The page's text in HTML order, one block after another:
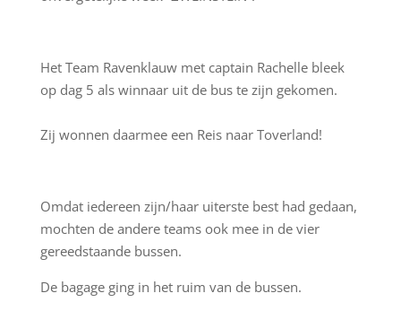
Het Team Ravenklauw met captain Rachelle bleek
op dag 5 als winnaar uit de bus te zijn gekomen.
Zij wonnen daarmee een Reis naar Toverland!
Omdat iedereen zijn/haar uiterste best had gedaan,
mochten de andere teams ook mee in de vier
gereedstaande bussen.
De bagage ging in het ruim van de bussen.